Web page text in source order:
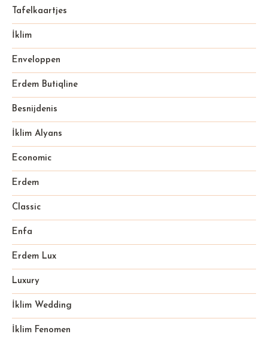
Tafelkaartjes
İklim
Enveloppen
Erdem Butiqline
Besnijdenis
İklim Alyans
Economic
Erdem
Classic
Enfa
Erdem Lux
Luxury
İklim Wedding
İklim Fenomen